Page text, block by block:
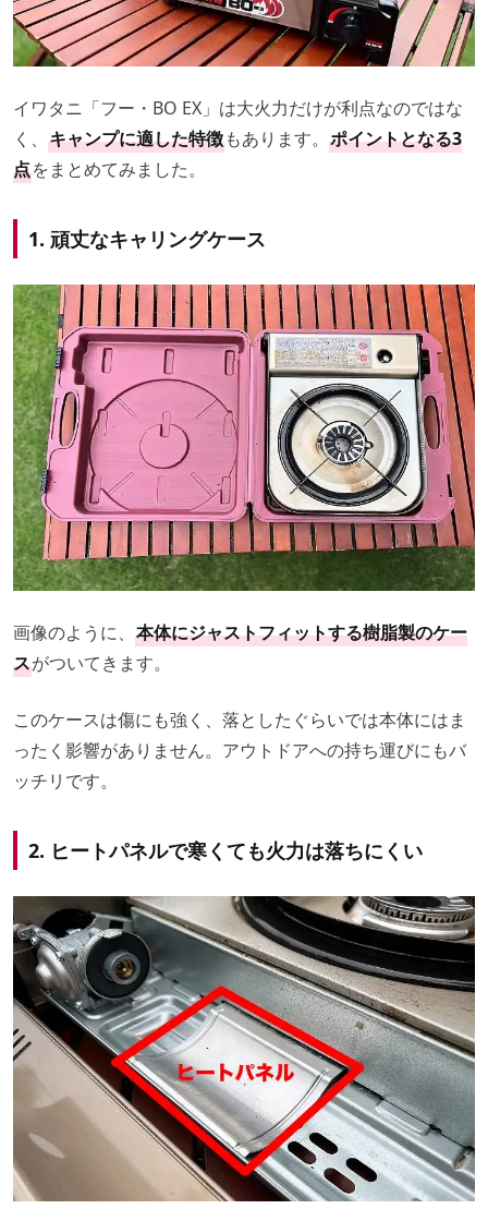
イワタニ「フー・BO EX」は大火力だけが利点なのではな
く、 キャンプに適した特徴もあります。 ポイントとなる3
点をまとめてみました。
1. 頑丈なキャリングケース
画像のように、 本体にジャストフィットする樹脂製のケー
スがついてきます。
このケースは傷にも強く、落としたぐらいでは本体にはま
ったく影響がありません。アウトドアへの持ち運びにもバ
ッチリです。
2. ヒートパネルで寒くても火力は落ちにくい